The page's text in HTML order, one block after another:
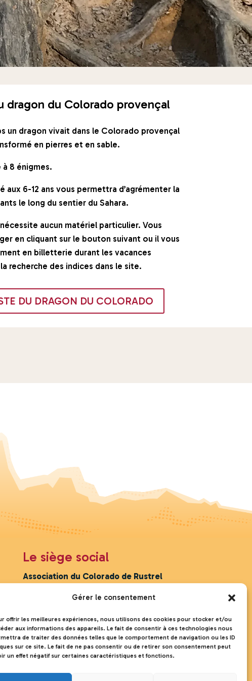
Gérer le consentement
offrir les meilleures expériences, nous utilisons des cookies pour stocker et/ou
aux informations des appareils. Le fait de consentir à ces technologies nous
de traiter des données telles que le comportement de navigation ou les ID
sur ce site. Le fait de ne pas consentir ou de retirer son consentement peut
un effet négatif sur certaines caractéristiques et fonctions.
dragon du Colorado provençal
un dragon vivait dans le Colorado provençal
en pierres et en sable.
8 énigmes.
aux 6-12 ans vous permettra d’agrémenter la
le long du sentier du Sahara.
aucun matériel particulier. Vous
en cliquant sur le bouton suivant ou il vous
en billetterie durant les vacances
recherche des indices dans le site.
DU DRAGON DU COLORADO
Le siège social
Association du Colorado de Rustrel
84400 Rustrel